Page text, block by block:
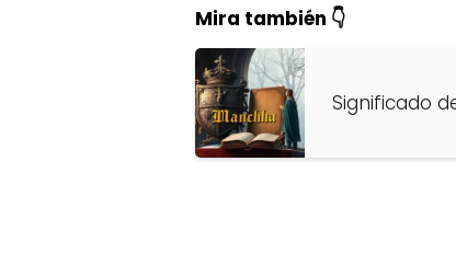
Mira también 👇
Significado